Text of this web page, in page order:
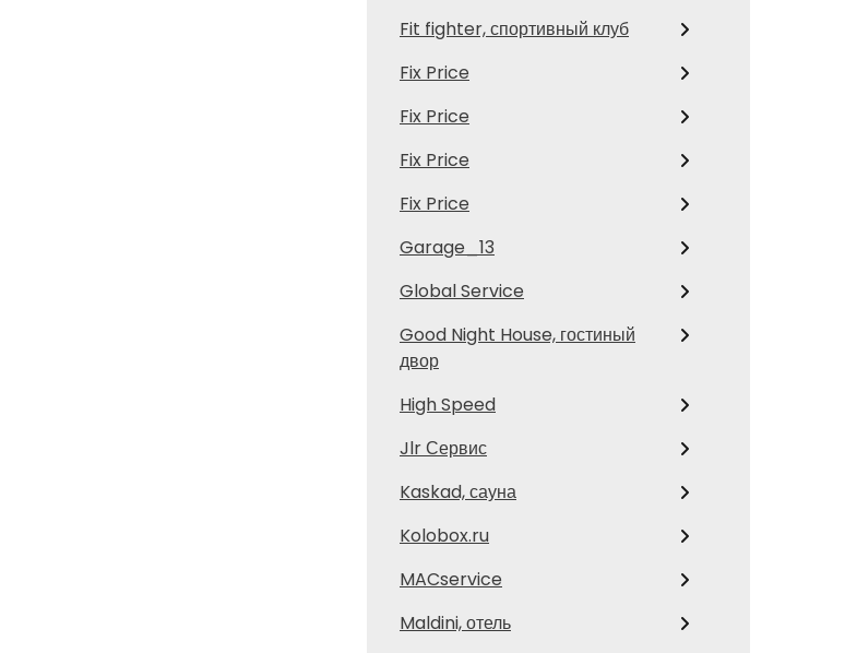
Fit fighter, спортивный клуб
Fix Price
Fix Price
Fix Price
Fix Price
Garage_13
Global Service
Good Night House, гостиный
двор
High Speed
Jlr Сервис
Kaskad, сауна
Kolobox.ru
MACservice
Maldini, отель